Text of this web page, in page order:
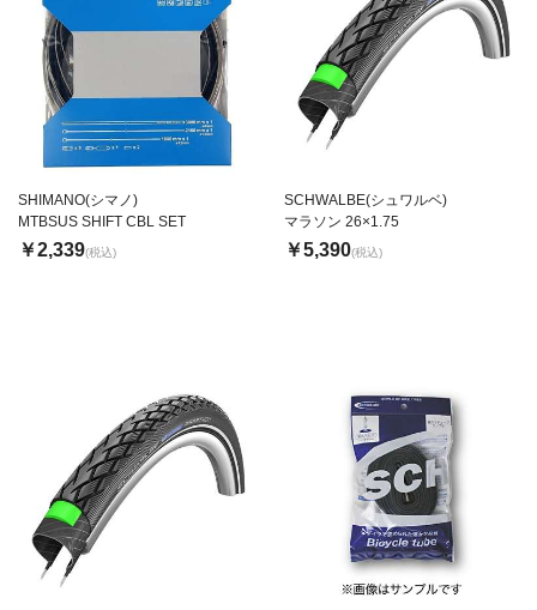
SHIMANO(シマノ)
MTBSUS SHIFT CBL SET
￥2,339(税込)
SCHWALBE(シュワルベ)
マラソン 26×1.75
￥5,390(税込)